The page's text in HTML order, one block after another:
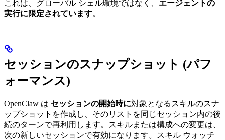
これは、グローバル シェル環境ではなく、 エージェントの
実行に限定されています。
セッションのスナップショット (パフ
ォーマンス)
OpenClaw は セッションの開始時に対象となるスキルのスナ
ップショットを作成し、そのリストを同じセッション内の後
続のターンで再利用します。スキルまたは構成への変更は、
次の新しいセッションで有効になります。スキル ウォッチ